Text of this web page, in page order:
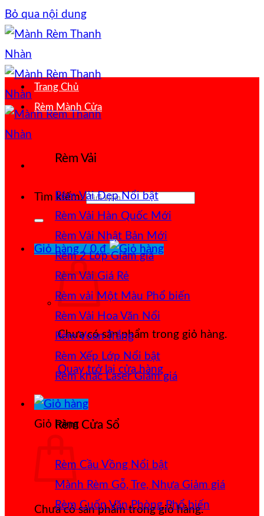
Bỏ qua nội dung
Tìm kiếm:
Giỏ hàng /0₫
Chưa có sản phẩm trong giỏ hàng.
Quay trở lại cửa hàng
Giỏ hàng
Chưa có sản phẩm trong giỏ hàng.
Trang Chủ
Rèm Mành Cửa
Rèm Vải
Rèm Vải Đẹp
Rèm Vải Hàn Quốc
Rèm Vải Nhật Bản
Rèm 2 Lớp
Rèm Vải Giá Rẻ
Rèm vải Một Màu
Rèm Vải Hoa Văn Nổi
Rèm Voan Trắng
Rèm Xếp Lớp
Rèm khắc Laser
Rèm Cửa Sổ
Rèm Cầu Vồng
Mành Rèm Gỗ, Tre, Nhựa
Rèm Cuốn Văn Phòng